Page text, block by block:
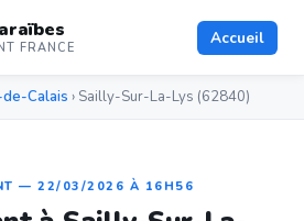
FRANCE Accueil
Calais › Sailly-Sur-La-Lys (62840)
— 22/03/2026 À 16H56